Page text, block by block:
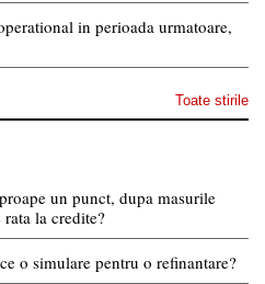
in perioada urmatoare,
Toate stirile
un punct, dupa masurile
la credite?
o simulare pentru o refinantare?